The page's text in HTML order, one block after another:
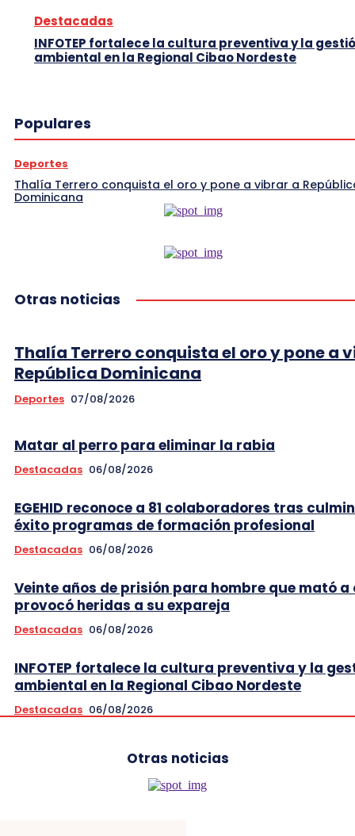
Destacadas
INFOTEP fortalece la cultura preventiva y la
ambiental en la Regional Cibao Nordeste
Populares
Deportes
Thalía Terrero conquista el oro y pone a vibrar a
Dominicana
Otras noticias
Thalía Terrero conquista el oro y pone a
República Dominicana
Deportes 07/08/2026
Matar al perro para eliminar la rabia
Destacadas 06/08/2026
EGEHID reconoce a 81 colaboradores tras
éxito programas de formación profesional
Destacadas 06/08/2026
Veinte años de prisión para hombre que mató a
provocó heridas a su expareja
Destacadas 06/08/2026
INFOTEP fortalece la cultura preventiva y la
ambiental en la Regional Cibao Nordeste
Destacadas 06/08/2026
Otras noticias